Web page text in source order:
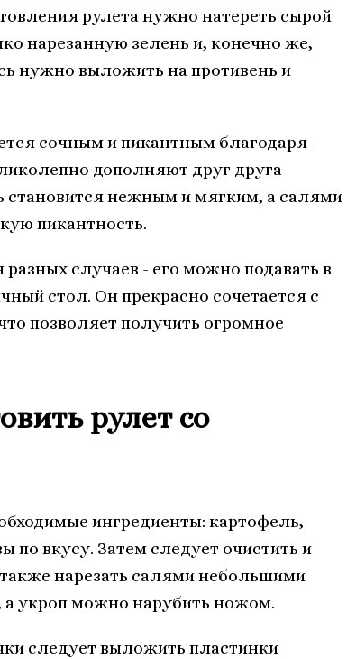
рулета нужно натереть сырой
нарезанную зелень и, конечно же,
нужно выложить на противень и
сочным и пикантным благодаря
дополняют друг друга
становится нежным и мягким, а салями
пикантность.
случаев - его можно подавать в
стол. Он прекрасно сочетается с
позволяет получить огромное
рулет со
ингредиенты: картофель,
по вкусу. Затем следует очистить и
нарезать салями небольшими
а укроп можно нарубить ножом.
следует выложить пластинки